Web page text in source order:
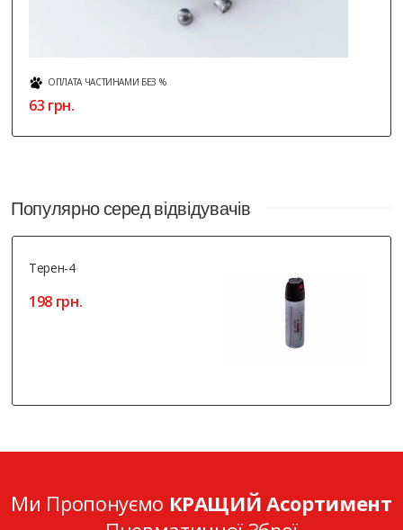
ОПЛАТА ЧАСТИНАМИ БЕЗ %
63 грн.
Популярно серед відвідувачів
Терен-4
198 грн.
Ми Пропонуємо КРАЩИЙ Асортимент